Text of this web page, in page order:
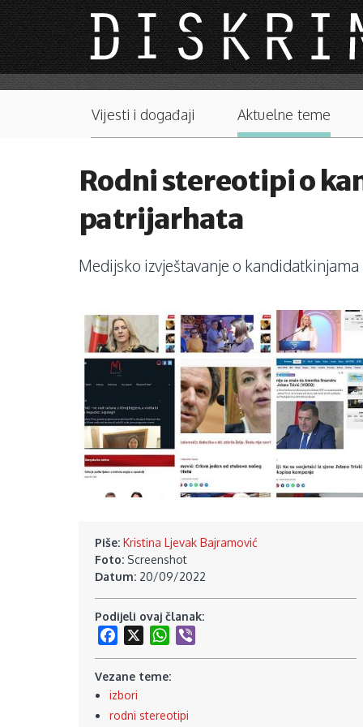
Skip to main content
Main menu
Vijesti i događaji Aktuelne teme
Rodni stereotipi o
patrijarhata
Medijsko izvještavanje o
Piše: Kristina Ljevak Bajramović
Foto: Screenshot
Datum: 20/09/2022
Podijeli ovaj članak:
Facebook
WhatsApp
Vezane teme:
izbori
rodni stereotipi